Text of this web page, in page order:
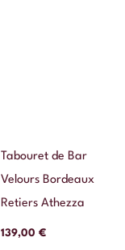
Tabouret de Bar
Velours Bordeaux
Retiers Athezza
139,00 €